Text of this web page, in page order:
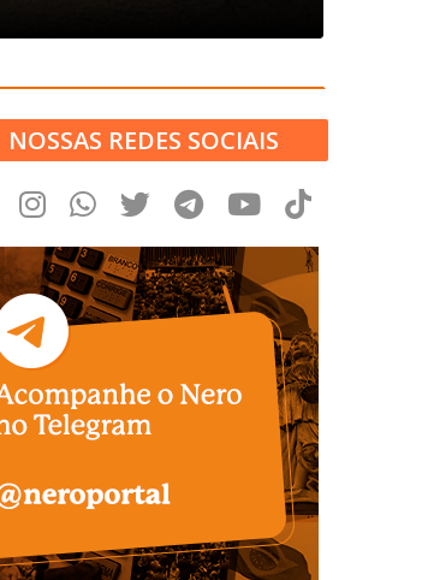
NOSSAS REDES SOCIAIS